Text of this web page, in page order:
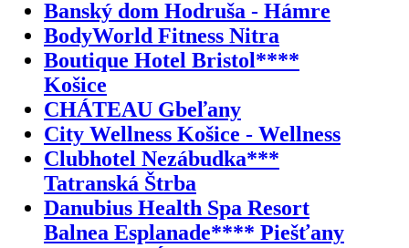
Banský dom Hodruša - Hámre
BodyWorld Fitness Nitra
Boutique Hotel Bristol****
Košice
CHÁTEAU Gbeľany
City Wellness Košice - Wellness
Clubhotel Nezábudka***
Tatranská Štrba
Danubius Health Spa Resort
Balnea Esplanade**** Piešťany